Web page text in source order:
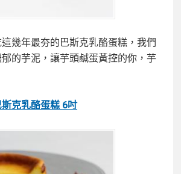
幾年最夯的巴斯克乳酪蛋糕，我們
的芋泥，讓芋頭鹹蛋黃控的你，芋
斯克乳酪蛋糕 6吋